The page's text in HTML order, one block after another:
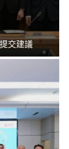
交建議